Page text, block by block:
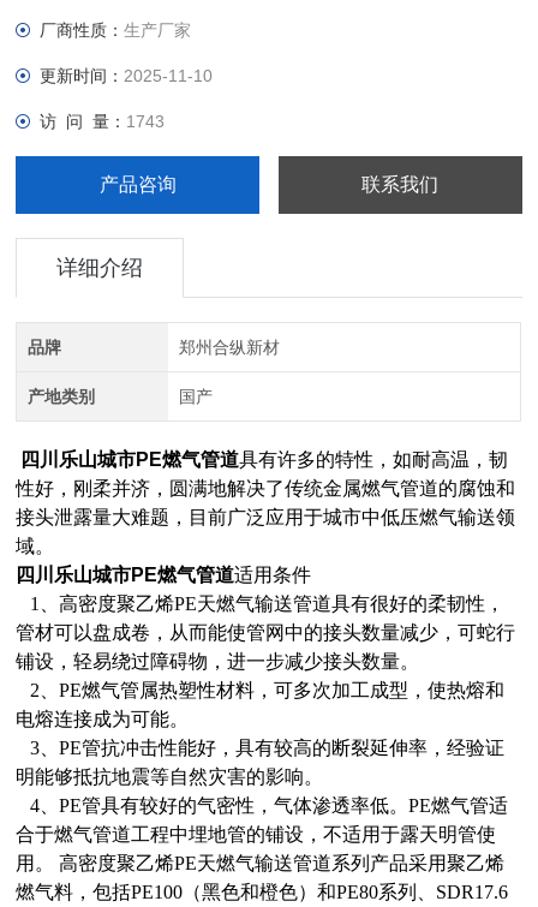
厂商性质：生产厂家
更新时间： 2025-11-10
访 问 量： 1743
产品咨询 联系我们
详细介绍
品牌 郑州合纵新材
产地类别 国产
四川乐山城市PE燃气管道具有许多的特性，如耐高温，韧
性好，刚柔并济，圆满地解决了传统金属燃气管道的腐蚀和
接头泄露量大难题，目前广泛应用于城市中低压燃气输送领
域。
四川乐山城市PE燃气管道适用条件
1、高密度聚乙烯PE天燃气输送管道具有很好的柔韧性，
管材可以盘成卷，从而能使管网中的接头数量减少，可蛇行
铺设，轻易绕过障碍物，进一步减少接头数量。
2、PE燃气管属热塑性材料，可多次加工成型，使热熔和
电熔连接成为可能。
3、PE管抗冲击性能好，具有较高的断裂延伸率，经验证
明能够抵抗地震等自然灾害的影响。
4、PE管具有较好的气密性，气体渗透率低。PE燃气管适
合于燃气管道工程中埋地管的铺设，不适用于露天明管使
用。 高密度聚乙烯PE天燃气输送管道系列产品采用聚乙烯
燃气料，包括PE100（黑色和橙色）和PE80系列、SDR17.6